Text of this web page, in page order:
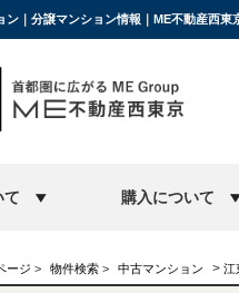
｜分譲マンション情報｜ME不動産西東
て 購入について
ージ > 物件検索 > 中古マンション > 江